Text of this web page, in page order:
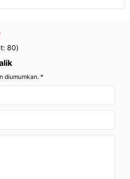
80)
diumumkan. *